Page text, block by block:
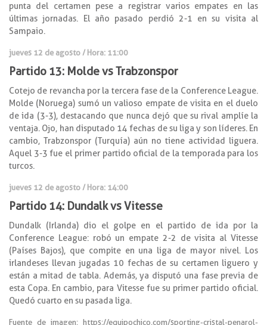
punta del certamen pese a registrar varios empates en las
últimas jornadas. El año pasado perdió 2-1 en su visita al
Sampaio.
jueves 12 de agosto / Hora: 11:00
Partido 13: Molde vs Trabzonspor
Cotejo de revancha por la tercera fase de la Conference League.
Molde (Noruega) sumó un valioso empate de visita en el duelo
de ida (3-3), destacando que nunca dejó que su rival amplíe la
ventaja. Ojo, han disputado 14 fechas de su liga y son líderes. En
cambio, Trabzonspor (Turquía) aún no tiene actividad liguera.
Aquel 3-3 fue el primer partido oficial de la temporada para los
turcos.
jueves 12 de agosto / Hora: 14:00
Partido 14: Dundalk vs Vitesse
Dundalk (Irlanda) dio el golpe en el partido de ida por la
Conference League: robó un empate 2-2 de visita al Vitesse
(Países Bajos), que compite en una liga de mayor nivel. Los
irlandeses llevan jugadas 10 fechas de su certamen liguero y
están a mitad de tabla. Además, ya disputó una fase previa de
esta Copa. En cambio, para Vitesse fue su primer partido oficial.
Quedó cuarto en su pasada liga.
Fuente de imagen: https://equipochico.com/sporting-cristal-penarol-